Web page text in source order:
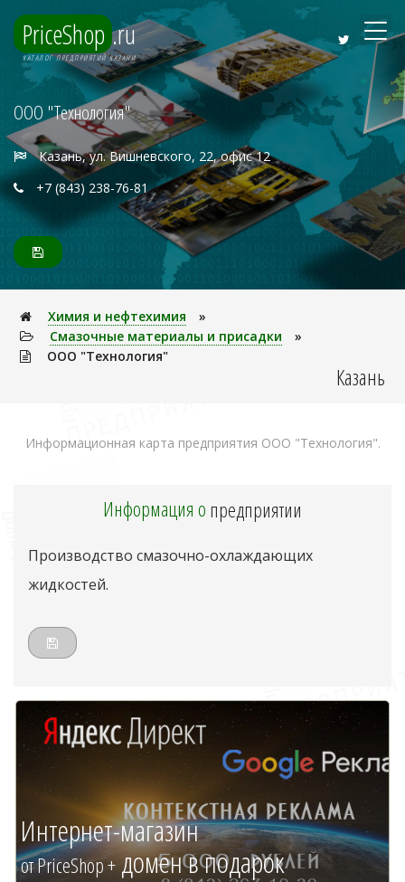
PriceShop .ru
КАТАЛОГ ПРЕДПРИЯТИЙ КАЗАНИ
ООО "Технология"
Казань, ул. Вишневского, 22, офис 12
+7 (843) 238-76-81
Химия и нефтехимия
»
Смазочные материалы и присадки
»
ООО "Технология"
Казань
Информационная карта предприятия ООО "Технология".
Информация опредприятии
Производство смазочно-охлаждающих
жидкостей.
Интернет-магазин
от PriceShop +домен в подарок